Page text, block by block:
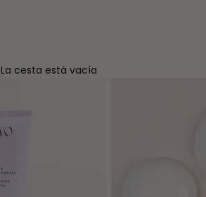
La cesta está vacía